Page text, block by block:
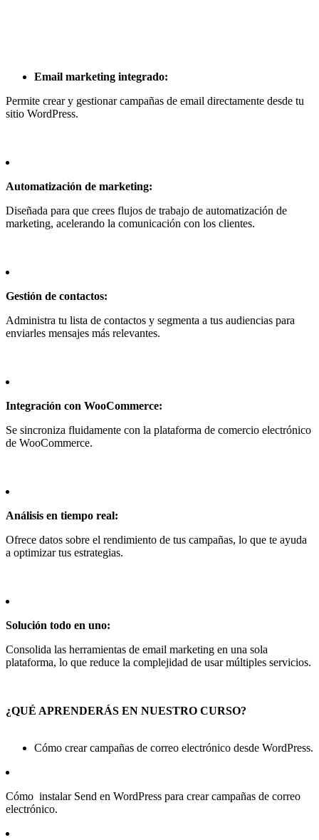
Email marketing integrado:
Permite crear y gestionar campañas de email directamente desde tu
sitio WordPress.
Automatización de marketing:
Diseñada para que crees flujos de trabajo de automatización de
marketing, acelerando la comunicación con los clientes.
Gestión de contactos:
Administra tu lista de contactos y segmenta a tus audiencias para
enviarles mensajes más relevantes.
Integración con WooCommerce:
Se sincroniza fluidamente con la plataforma de comercio electrónico
de WooCommerce.
Análisis en tiempo real:
Ofrece datos sobre el rendimiento de tus campañas, lo que te ayuda
a optimizar tus estrategias.
Solución todo en uno:
Consolida las herramientas de email marketing en una sola
plataforma, lo que reduce la complejidad de usar múltiples servicios.
¿QUÉ APRENDERÁS EN NUESTRO CURSO?
Cómo crear campañas de correo electrónico desde WordPress.
Cómo instalar Send en WordPress para crear campañas de correo
electrónico.